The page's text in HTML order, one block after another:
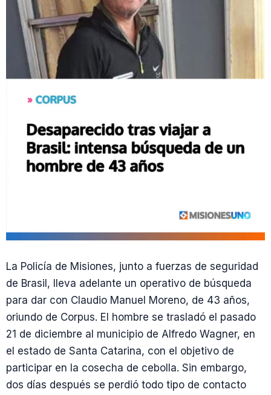
La Policía de Misiones, junto a fuerzas de seguridad
de Brasil, lleva adelante un operativo de búsqueda
para dar con Claudio Manuel Moreno, de 43 años,
oriundo de Corpus. El hombre se trasladó el pasado
21 de diciembre al municipio de Alfredo Wagner, en
el estado de Santa Catarina, con el objetivo de
participar en la cosecha de cebolla. Sin embargo,
dos días después se perdió todo tipo de contacto